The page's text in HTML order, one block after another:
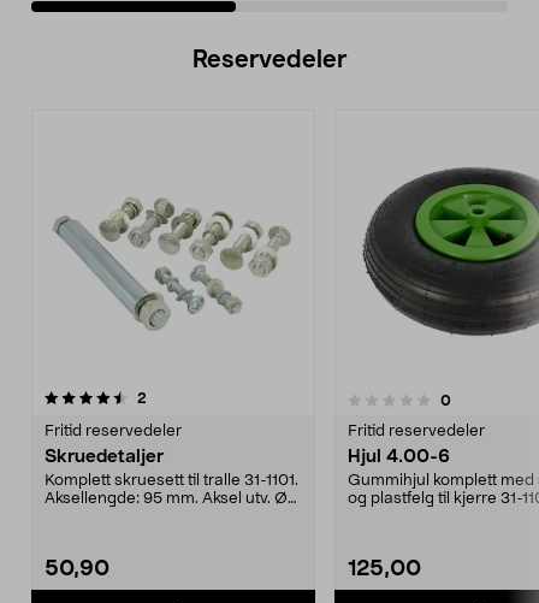
Reservedeler
2
Fritid reservedeler
Skruedetaljer
Komplett skruesett til tralle 31-1101.
Aksellengde: 95 mm. Aksel utv. Ø
50,90
0.0 av 5 stjerner 0anmeldelser
Fritid reservedeler
Hjul 4.00-6
Gummihjul komplett med
og plastfelg til kjerre 31-
125,00
4.5av 5 stjerner